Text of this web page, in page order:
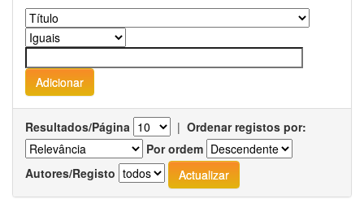
Resultados/Página | Ordenar registos por:
Por ordem
Autores/Registo